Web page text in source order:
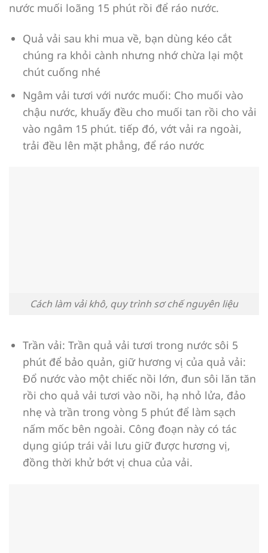
nước muối loãng 15 phút rồi để ráo nước.
Quả vải sau khi mua về, bạn dùng kéo cắt
chúng ra khỏi cành nhưng nhớ chừa lại một
chút cuống nhé
Ngâm vải tươi với nước muối: Cho muối vào
chậu nước, khuấy đều cho muối tan rồi cho vải
vào ngâm 15 phút. tiếp đó, vớt vải ra ngoài,
trải đều lên mặt phẳng, để ráo nước
Cách làm vải khô, quy trình sơ chế nguyên liệu
Trần vải: Trần quả vải tươi trong nước sôi 5
phút để bảo quản, giữ hương vị của quả vải:
Đổ nước vào một chiếc nồi lớn, đun sôi lăn tăn
rồi cho quả vải tươi vào nồi, hạ nhỏ lửa, đảo
nhẹ và trần trong vòng 5 phút để làm sạch
nấm mốc bên ngoài. Công đoạn này có tác
dụng giúp trái vải lưu giữ được hương vị,
đồng thời khử bớt vị chua của vải.